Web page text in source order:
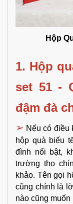
Hộp
1. Hộp
set 51 -
đậm đà
➢ Nếu có điều
hộp quà biếu
đình nổi bật,
trường thọ
khảo. Tên gọi
cũng chính là
nào cũng